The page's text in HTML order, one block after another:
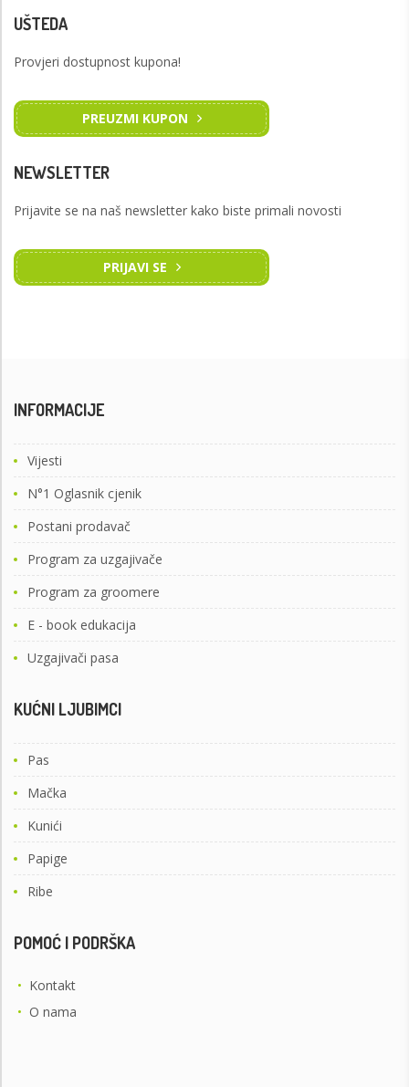
UŠTEDA
Provjeri dostupnost kupona!
PREUZMI KUPON
NEWSLETTER
Prijavite se na naš newsletter kako biste primali novosti
PRIJAVI SE
INFORMACIJE
Vijesti
N°1 Oglasnik cjenik
Postani prodavač
Program za uzgajivače
Program za groomere
E - book edukacija
Uzgajivači pasa
KUĆNI LJUBIMCI
Pas
Mačka
Kunići
Papige
Ribe
POMOĆ I PODRŠKA
• Kontakt
• O nama